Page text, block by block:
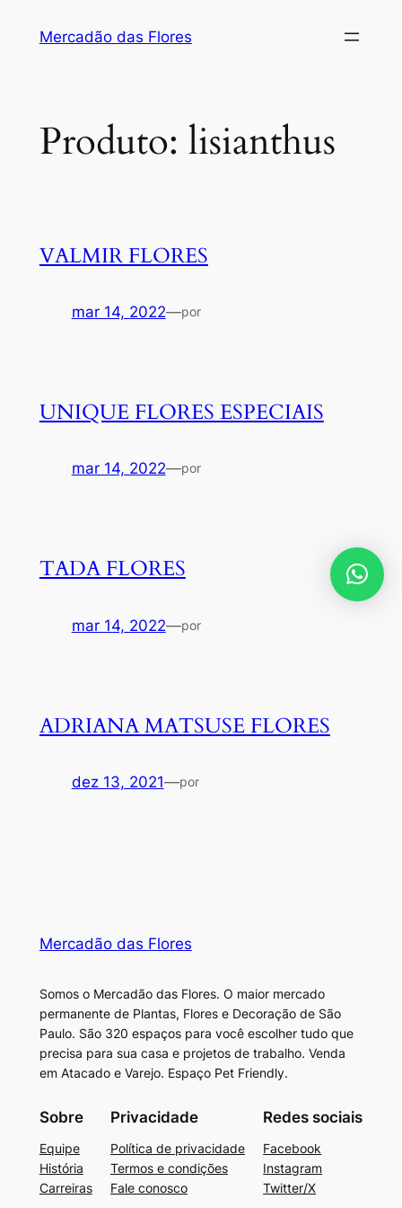
Mercadão das Flores
Produto: lisianthus
VALMIR FLORES
mar 14, 2022—por
UNIQUE FLORES ESPECIAIS
mar 14, 2022—por
TADA FLORES
mar 14, 2022—por
ADRIANA MATSUSE FLORES
dez 13, 2021—por
Mercadão das Flores
Somos o Mercadão das Flores. O maior mercado
permanente de Plantas, Flores e Decoração de São
Paulo. São 320 espaços para você escolher tudo que
precisa para sua casa e projetos de trabalho. Venda
em Atacado e Varejo. Espaço Pet Friendly.
Sobre
Equipe
História
Carreiras
Privacidade
Política de privacidade
Termos e condições
Fale conosco
Redes sociais
Facebook
Instagram
Twitter/X